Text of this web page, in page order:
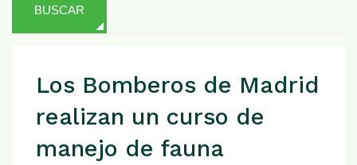
BUSCAR
Los Bomberos de Madrid
realizan un curso de
manejo de fauna